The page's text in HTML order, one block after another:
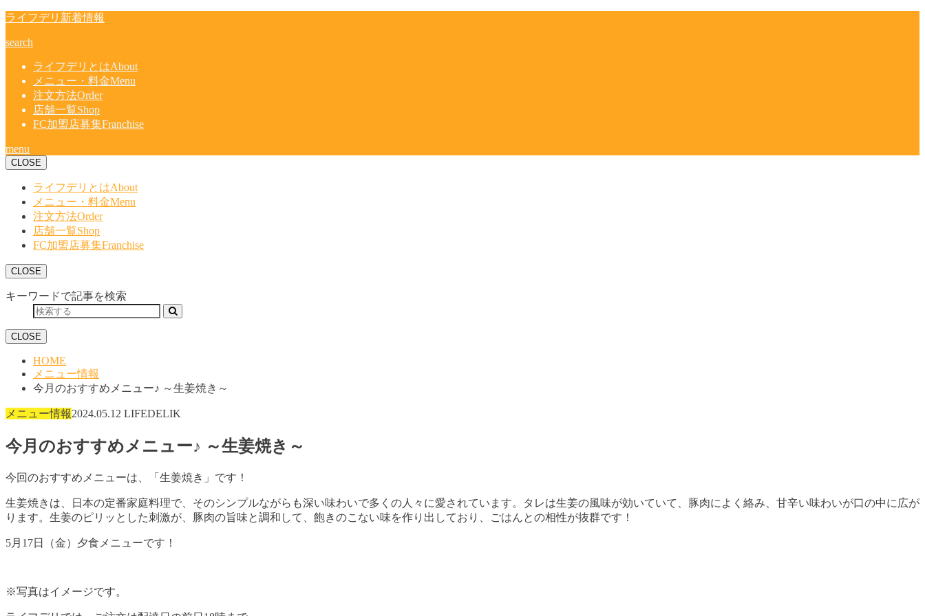
ライフデリ新着情報
search
ライフデリとはAbout
メニュー・料金Menu
注文方法Order
店舗一覧Shop
FC加盟店募集Franchise
menu
CLOSE
ライフデリとはAbout
メニュー・料金Menu
注文方法Order
店舗一覧Shop
FC加盟店募集Franchise
CLOSE
キーワードで記事を検索
CLOSE
HOME
メニュー情報
今月のおすすめメニュー♪ ～生姜焼き～
メニュー情報2024.05.12 LIFEDELIK
今月のおすすめメニュー♪ ～生姜焼き～
今回のおすすめメニューは、「生姜焼き」です！
生姜焼きは、日本の定番家庭料理で、そのシンプルながらも深い味わいで多くの人々に愛されています。タレは生姜の風味が効いていて、豚肉によく絡み、甘辛い味わいが口の中に広が
ります。生姜のピリッとした刺激が、豚肉の旨味と調和して、飽きのこない味を作り出しており、ごはんとの相性が抜群です！
5月17日（金）夕食メニューです！
※写真はイメージです。